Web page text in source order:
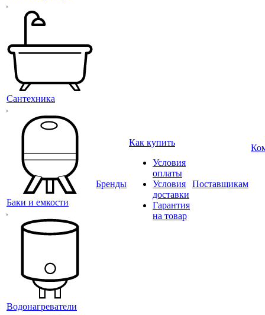
Сантехника
Баки и емкости
Водонагреватели
Бренды
Как купить
Условия
оплаты
Условия
доставки
Гарантия
на товар
Поставщикам